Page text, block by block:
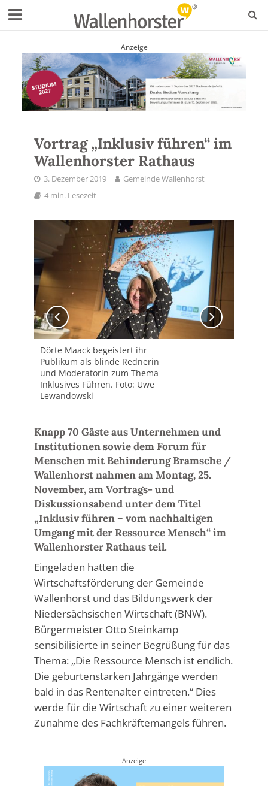
Anzeige
Vortrag „Inklusiv führen“ im
Wallenhorster Rathaus
3. Dezember 2019
Gemeinde Wallenhorst
4 min. Lesezeit
Dörte Maack begeistert ihr
Publikum als blinde Rednerin
und Moderatorin zum Thema
Inklusives Führen. Foto: Uwe
Lewandowski
Knapp 70 Gäste aus Unternehmen und
Institutionen sowie dem Forum für
Menschen mit Behinderung Bramsche /
Wallenhorst nahmen am Montag, 25.
November, am Vortrags- und
Diskussionsabend unter dem Titel
„Inklusiv führen – vom nachhaltigen
Umgang mit der Ressource Mensch“ im
Wallenhorster Rathaus teil.
Eingeladen hatten die
Wirtschaftsförderung der Gemeinde
Wallenhorst und das Bildungswerk der
Niedersächsischen Wirtschaft (BNW).
Bürgermeister Otto Steinkamp
sensibilisierte in seiner Begrüßung für das
Thema: „Die Ressource Mensch ist endlich.
Die geburtenstarken Jahrgänge werden
bald in das Rentenalter eintreten.“ Dies
werde für die Wirtschaft zu einer weiteren
Zunahme des Fachkräftemangels führen.
Anzeige